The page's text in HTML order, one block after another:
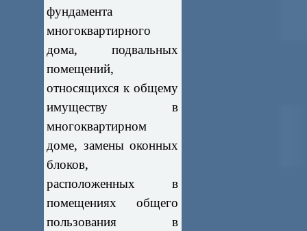
фундамента
многоквартирного
дома, подвальных
помещений,
относящихся к общему
имуществу в
многоквартирном
доме, замены оконных
блоков,
расположенных в
помещениях общего
пользования в